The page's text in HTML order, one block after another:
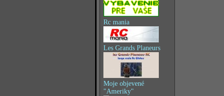
Rc mania
Les Grands Planeurs
Moje objevené
"Ameriky"